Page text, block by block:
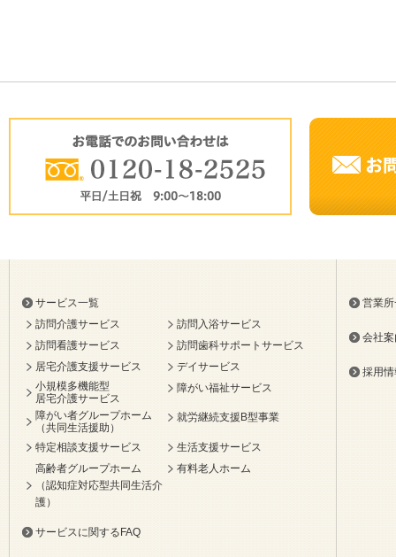
サービス一覧
訪問介護サービス
訪問入浴サービス
訪問看護サービス
訪問歯科サポートサービス
居宅介護支援サービス
デイサービス
小規模多機能型
居宅介護サービス
障がい福祉サービス
障がい者グループホーム
（共同生活援助）
就労継続支援B型事業
特定相談支援サービス
生活支援サービス
高齢者グループホーム
（認知症対応型共同生活介
護）
有料老人ホーム
サービスに関するFAQ
営業
会社
採用